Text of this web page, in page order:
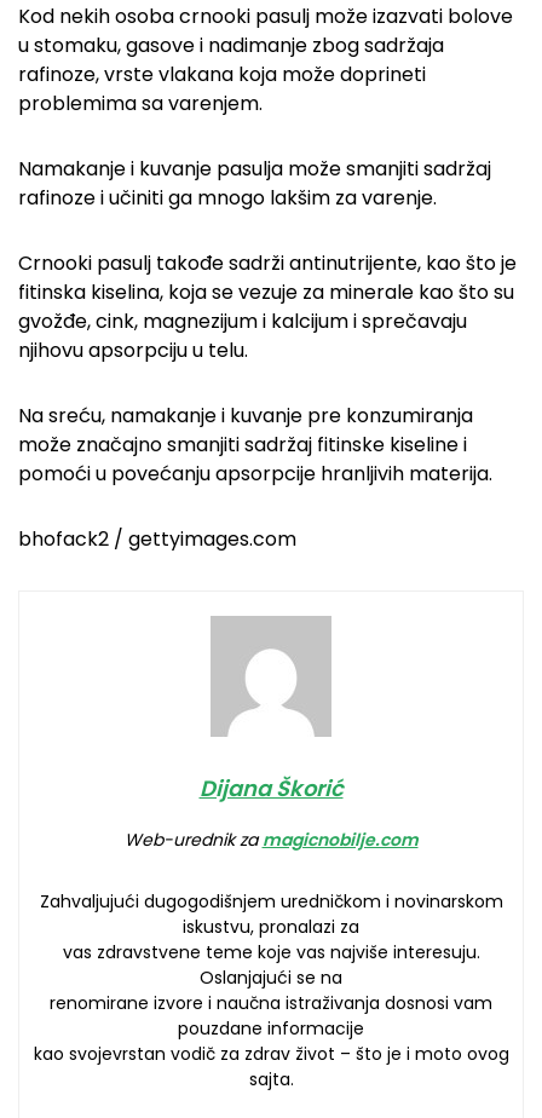
Kod nekih osoba crnooki pasulj može izazvati bolove
u stomaku, gasove i nadimanje zbog sadržaja
rafinoze, vrste vlakana koja može doprineti
problemima sa varenjem.
Namakanje i kuvanje pasulja može smanjiti sadržaj
rafinoze i učiniti ga mnogo lakšim za varenje.
Crnooki pasulj takođe sadrži antinutrijente, kao što je
fitinska kiselina, koja se vezuje za minerale kao što su
gvožđe, cink, magnezijum i kalcijum i sprečavaju
njihovu apsorpciju u telu.
Na sreću, namakanje i kuvanje pre konzumiranja
može značajno smanjiti sadržaj fitinske kiseline i
pomoći u povećanju apsorpcije hranljivih materija.
bhofack2 / gettyimages.com
Dijana Škorić
Web-urednik zamagicnobilje.com
Zahvaljujući dugogodišnjem uredničkom i novinarskom
iskustvu, pronalazi za
vas zdravstvene teme koje vas najviše interesuju.
Oslanjajući se na
renomirane izvore i naučna istraživanja dosnosi vam
pouzdane informacije
kao svojevrstan vodič za zdrav život – što je i moto ovog
sajta.